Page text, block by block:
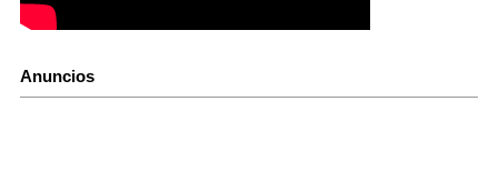
Anuncios